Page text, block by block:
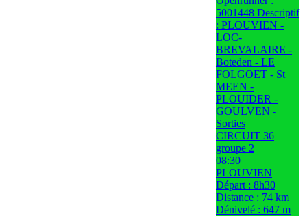
5001448 Descriptif
: PLOUVIEN -
LOC-
BREVALAIRE -
Boteden - LE
FOLGOET - St
MEEN -
PLOUIDER -
GOULVEN -
Sorties
CIRCUIT 36
groupe 2
08:30
PLOUVIEN
Départ : 8h30
Distance : 74 km
Dénivelé : 647 m